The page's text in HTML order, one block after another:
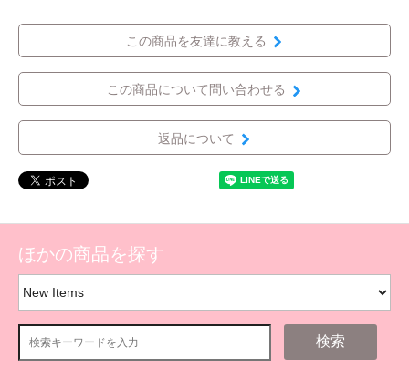
この商品を友達に教える
この商品について問い合わせる
返品について
ほかの商品を探す
検索